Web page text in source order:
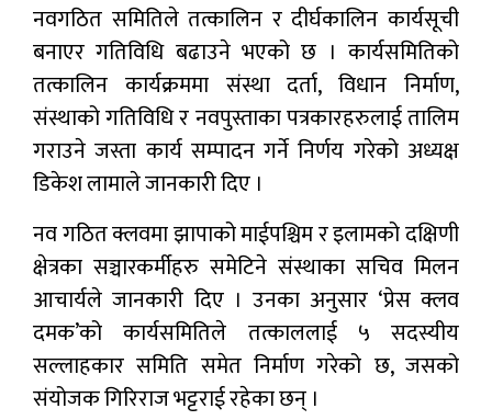
नवगठित समितिले तत्कालिन र दीर्घकालिन कार्यसूची
बनाएर गतिविधि बढाउने भएको छ । कार्यसमितिको
तत्कालिन कार्यक्रममा संस्था दर्ता, विधान निर्माण,
संस्थाको गतिविधि र नवपुस्ताका पत्रकारहरुलाई तालिम
गराउने जस्ता कार्य सम्पादन गर्ने निर्णय गरेको अध्यक्ष
डिकेश लामाले जानकारी दिए ।
नव गठित क्लवमा झापाको माईपश्चिम र इलामको दक्षिणी
क्षेत्रका सञ्चारकर्मीहरु समेटिने संस्थाका सचिव मिलन
आचार्यले जानकारी दिए । उनका अनुसार ‘प्रेस क्लव
दमक’को कार्यसमितिले तत्काललाई ५ सदस्यीय
सल्लाहकार समिति समेत निर्माण गरेको छ, जसको
संयोजक गिरिराज भट्टराई रहेका छन् ।